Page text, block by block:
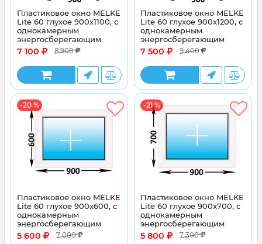
Пластиковое окно MELKE
Lite 60 глухое 900x1100, с
однокамерным
энергосберегающим
стеклопакетом
7 100 8 900
Пластиковое окно MELKE
Lite 60 глухое 900x1200, с
однокамерным
энергосберегающим
стеклопакетом
7 500 9 400
-20 %
Пластиковое окно MELKE
Lite 60 глухое 900x600, с
однокамерным
энергосберегающим
стеклопакетом
5 600 7 000
-21 %
Пластиковое окно MELKE
Lite 60 глухое 900x700, с
однокамерным
энергосберегающим
стеклопакетом
5 800 7 300